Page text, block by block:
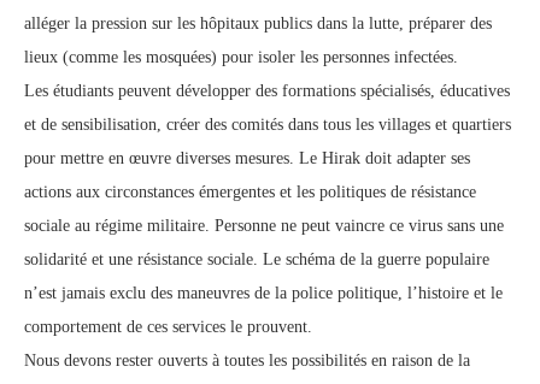
alléger la pression sur les hôpitaux publics dans la lutte, préparer des
lieux (comme les mosquées) pour isoler les personnes infectées.
Les étudiants peuvent développer des formations spécialisés, éducatives
et de sensibilisation, créer des comités dans tous les villages et quartiers
pour mettre en œuvre diverses mesures. Le Hirak doit adapter ses
actions aux circonstances émergentes et les politiques de résistance
sociale au régime militaire. Personne ne peut vaincre ce virus sans une
solidarité et une résistance sociale. Le schéma de la guerre populaire
n’est jamais exclu des maneuvres de la police politique, l’histoire et le
comportement de ces services le prouvent.
Nous devons rester ouverts à toutes les possibilités en raison de la